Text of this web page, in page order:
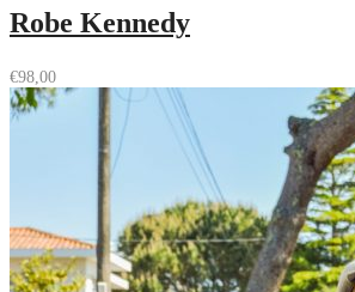
Robe Kennedy
€98,00